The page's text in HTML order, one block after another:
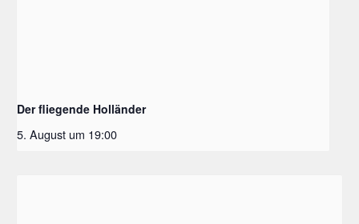
Der fliegende Holländer
5. August um 19:00